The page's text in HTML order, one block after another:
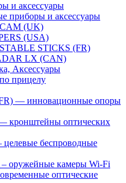
и аксессуары
приборы и аксессуары
(UK)
(USA)
STICKS (FR)
LX (CAN)
Аксессуары
прицелу
— инновационные опоры
кронштейны оптических
беспроводные
оружейные камеры Wi-Fi
оптические